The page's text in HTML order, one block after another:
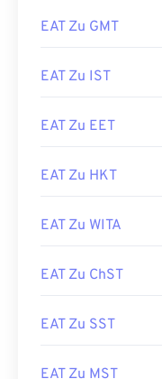
EAT Zu GMT
EAT Zu IST
EAT Zu EET
EAT Zu HKT
EAT Zu WITA
EAT Zu ChST
EAT Zu SST
EAT Zu MST